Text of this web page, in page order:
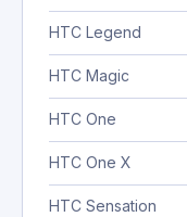
HTC Legend
HTC Magic
HTC One
HTC One X
HTC Sensation